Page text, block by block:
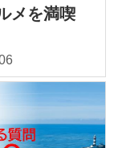
メを満喫